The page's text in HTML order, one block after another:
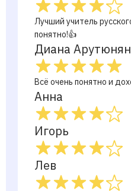
Лучший учитель
понятно!👍
Диана Арутюнян
Всё очень понятно и
Анна
Игорь
Лев